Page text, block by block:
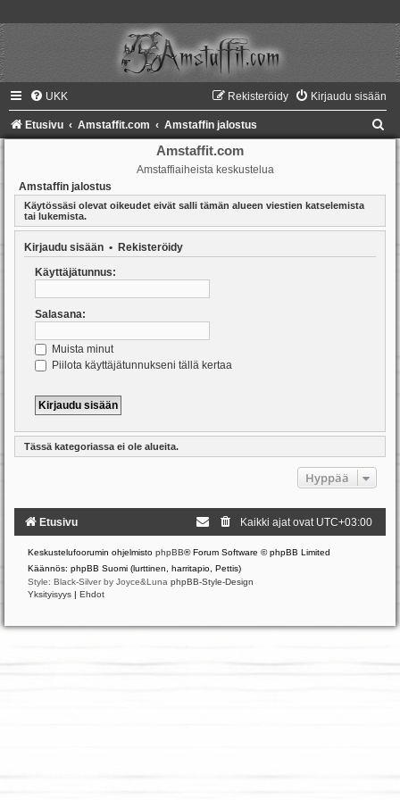
UKK Kirjaudu sisään
Rekisteröidy
Etusivu Amstaffit.com Amstaffin jalostus
Amstaffit.com
Amstaffiaiheista keskustelua
Amstaffin jalostus
Käytössäsi olevat oikeudet eivät salli tämän alueen viestien katselemista
tai lukemista.
Kirjaudu sisään • Rekisteröidy
Käyttäjätunnus:
Salasana:
Muista minut
Piilota käyttäjätunnukseni tällä kertaa
Tässä kategoriassa ei ole alueita.
Hyppää
Etusivu Kaikki ajat ovat UTC+03:00
Keskustelufoorumin ohjelmisto phpBB® Forum Software © phpBB Limited
Käännös: phpBB Suomi (lurttinen, harritapio, Pettis)
Style: Black-Silver by Joyce&Luna phpBB-Style-Design
Yksityisyys | Ehdot